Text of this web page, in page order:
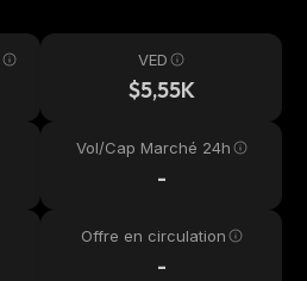
VED
$5,55K
Vol/Cap Marché 24h
-
Offre en circulation
-